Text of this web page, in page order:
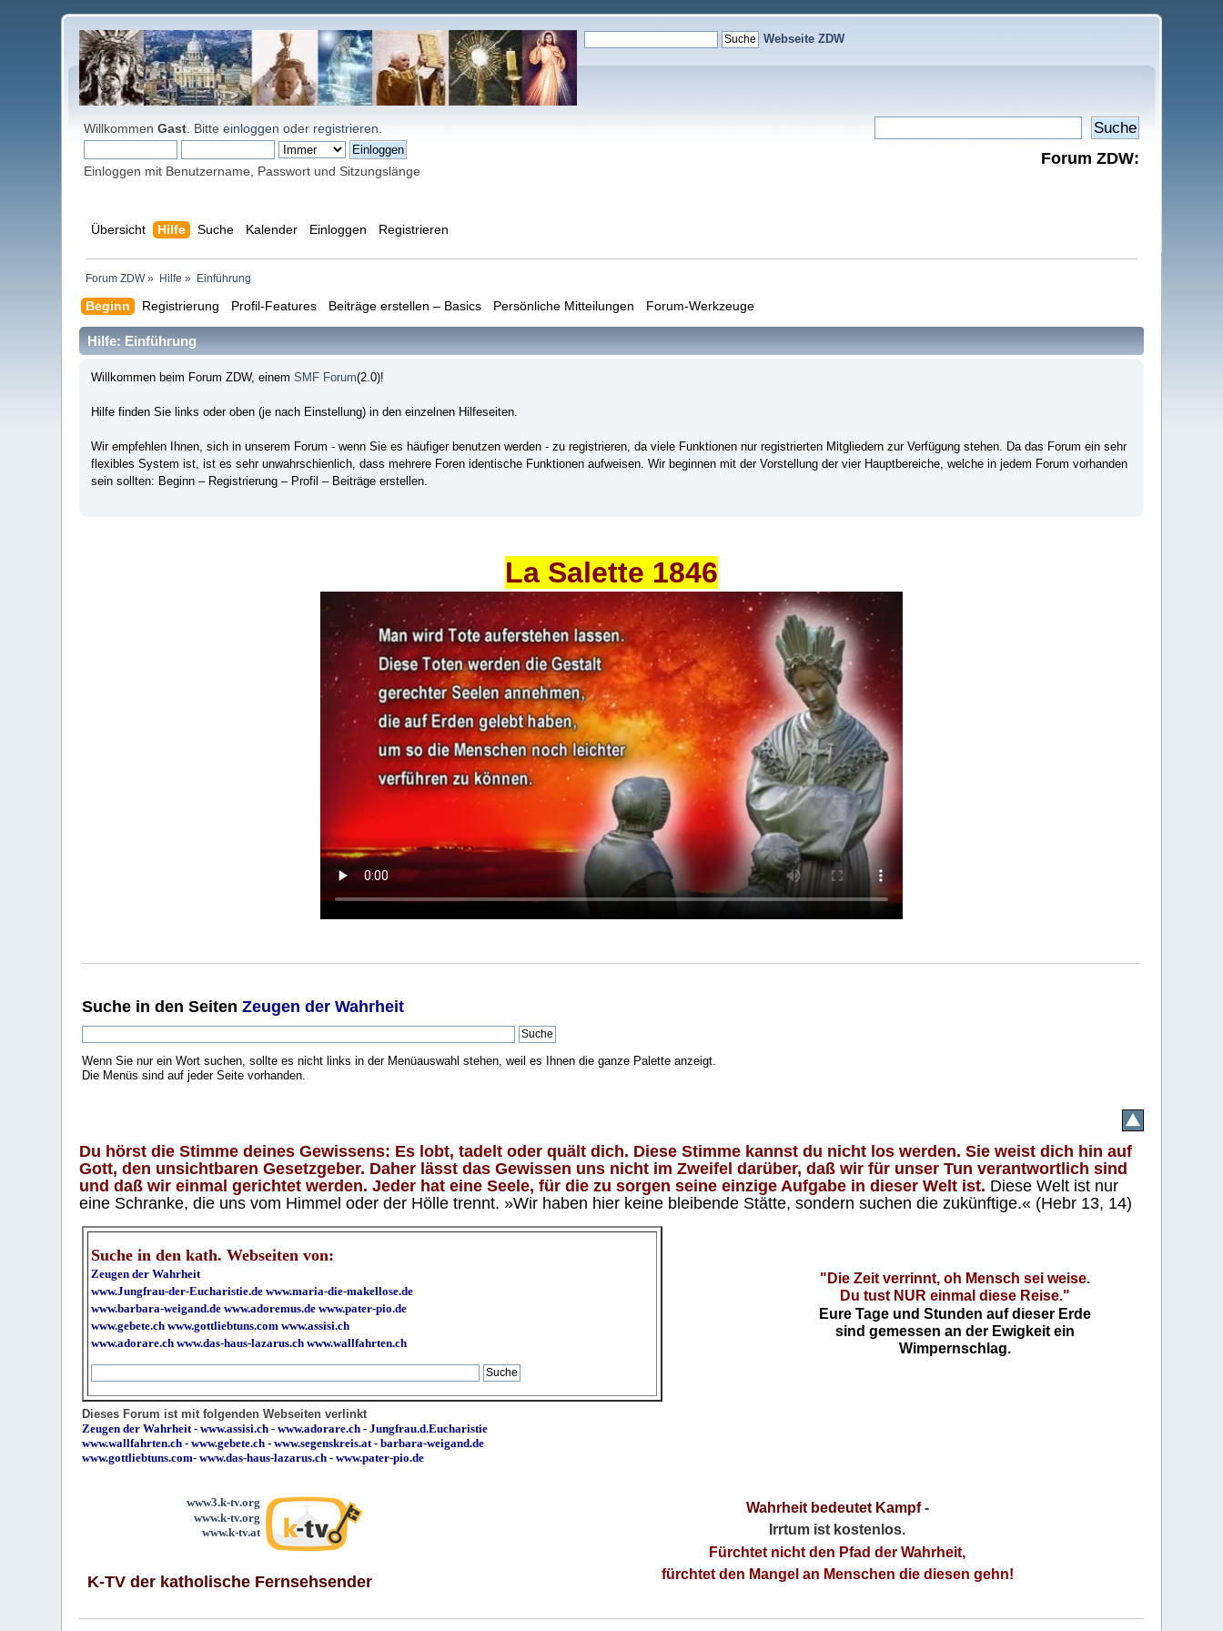
Webseite ZDW
WillkommenGast . Bitteeinloggen oder registrieren
Einloggen mit Benutzername, Passwort und Sitzungslänge
Forum ZDW:
Übersicht Hilfe Suche Kalender Einloggen Registrieren
Forum ZDW» Hilfe » Einführung
Beginn Registrierung Profil-Features Beiträge erstellen – Basics Persönliche Mitteilungen Forum-Werkzeuge
Hilfe: Einführung
Willkommen beim Forum ZDW, einem SMF Forum(2.0)!
Hilfe finden Sie links oder oben (je nach Einstellung) in den einzelnen Hilfeseiten.
Wir empfehlen Ihnen, sich in unserem Forum - wenn Sie es häufiger benutzen werden - zu registrieren, da viele Funktionen nur registrierten Mitgliedern zur Verfügung stehen. Da das Forum ein sehr
flexibles System ist, ist es sehr unwahrschienlich, dass mehrere Foren identische Funktionen aufweisen. Wir beginnen mit der Vorstellung der vier Hauptbereiche, welche in jedem Forum vorhanden
sein sollten: Beginn – Registrierung – Profil – Beiträge erstellen.
La Salette 1846
Suche in den SeitenZeugen der Wahrheit
Wenn Sie nur ein Wort suchen, sollte es nicht links in der Menüauswahl stehen, weil es Ihnen die ganze Palette anzeigt.
Die Menüs sind auf jeder Seite vorhanden..
Du hörst die Stimme deines Gewissens: Es lobt, tadelt oder quält dich. Diese Stimme kannst du nicht los werden. Sie weist dich hin auf
Gott, den unsichtbaren Gesetzgeber. Daher lässt das Gewissen uns nicht im Zweifel darüber, daß wir für unser Tun verantwortlich sind
und daß wir einmal gerichtet werden. Jeder hat eine Seele, für die zu sorgen seine einzige Aufgabe in dieser Welt ist. Diese Welt ist nur
eine Schranke, die uns vom Himmel oder der Hölle trennt. »Wir haben hier keine bleibende Stätte, sondern suchen die zukünftige.« (Hebr 13, 14)
Suche in den kath. Webseiten von:
Zeugen der Wahrheit
www.Jungfrau-der-Eucharistie.de www.maria-die-makellose.de
www.barbara-weigand.de www.adoremus.de www.pater-pio.de
www.gebete.ch www.gottliebtuns.com www.assisi.ch
www.adorare.ch www.das-haus-lazarus.ch www.wallfahrten.ch
"Die Zeit verrinnt, oh Mensch sei weise.
Du tust NUR einmal diese Reise."
Eure Tage und Stunden auf dieser Erde
sind gemessen an der Ewigkeit ein
Wimpernschlag.
Dieses Forum ist mit folgenden Webseiten verlinkt
Zeugen der Wahrheit-www.assisi.ch -www.adorare.ch -Jungfrau.d.Eucharistie
www.wallfahrten.ch -www.gebete.ch -www.segenskreis.at-barbara-weigand.de
www.gottliebtuns.com-www.das-haus-lazarus.ch - www.pater-pio.de
www3.k-tv.org
www.k-tv.org
www.k-tv.at
K-TV der katholische Fernsehsender
Wahrheit bedeutet Kampf-
Irrtum ist kostenlos.
Fürchtet nicht den Pfad der Wahrheit,
fürchtet den Mangel an Menschen die diesen gehn!